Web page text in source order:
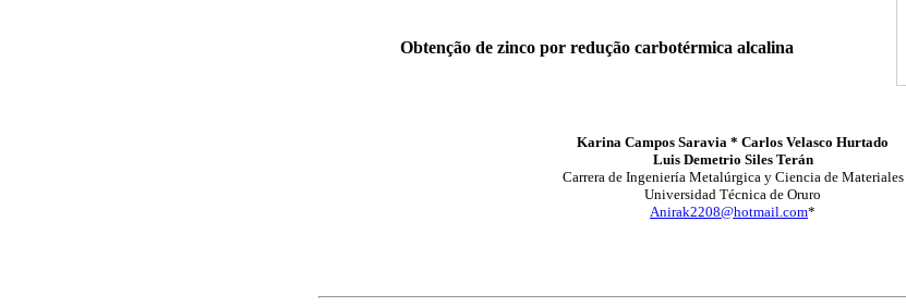
Obtenção de zinco por redução carbotérmica alcalina
Karina Campos Saravia * Carlos Velasco Hurtado
Luis Demetrio Siles Terán
Carrera de Ingeniería Metalúrgica y Ciencia de Materiales
Universidad Técnica de Oruro
Anirak2208@hotmail.com*